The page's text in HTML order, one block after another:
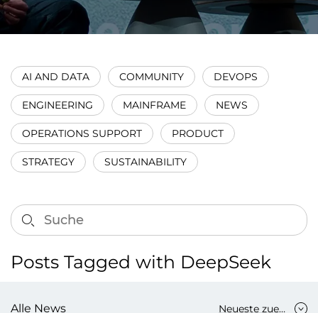
AI AND DATA COMMUNITY DEVOPS
ENGINEERING MAINFRAME NEWS
OPERATIONS SUPPORT PRODUCT
STRATEGY SUSTAINABILITY
Posts Tagged with DeepSeek
Alle News Neueste zuerst